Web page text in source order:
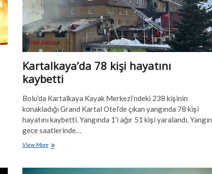
Kartalkaya’da 78 kişi hayatını
kaybetti
Bolu’da Kartalkaya Kayak Merkezi’ndeki 238 kişinin
konakladığı Grand Kartal Otel’de çıkan yangında 78 kişi
hayatını kaybetti. Yangında 1’i ağır 51 kişi yaralandı. Yangın
gece saatlerinde…
View MoreKartalkaya’da